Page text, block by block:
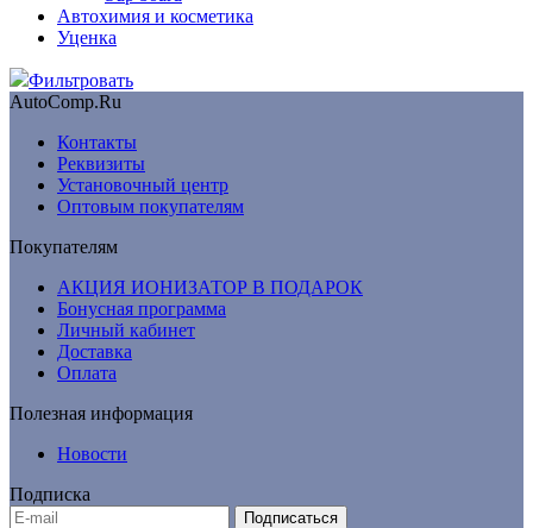
Автохимия и косметика
Уценка
Фильтровать
AutoComp.Ru
Контакты
Реквизиты
Установочный центр
Оптовым покупателям
Покупателям
АКЦИЯ ИОНИЗАТОР В ПОДАРОК
Бонусная программа
Личный кабинет
Доставка
Оплата
Полезная информация
Новости
Подписка
Подписаться